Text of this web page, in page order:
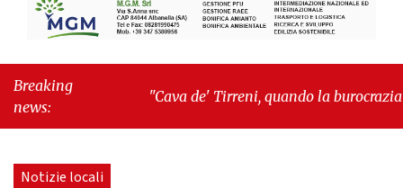
Breaking
news:
"Cava de' Tirreni, quando la burocrazia
Notizie locali